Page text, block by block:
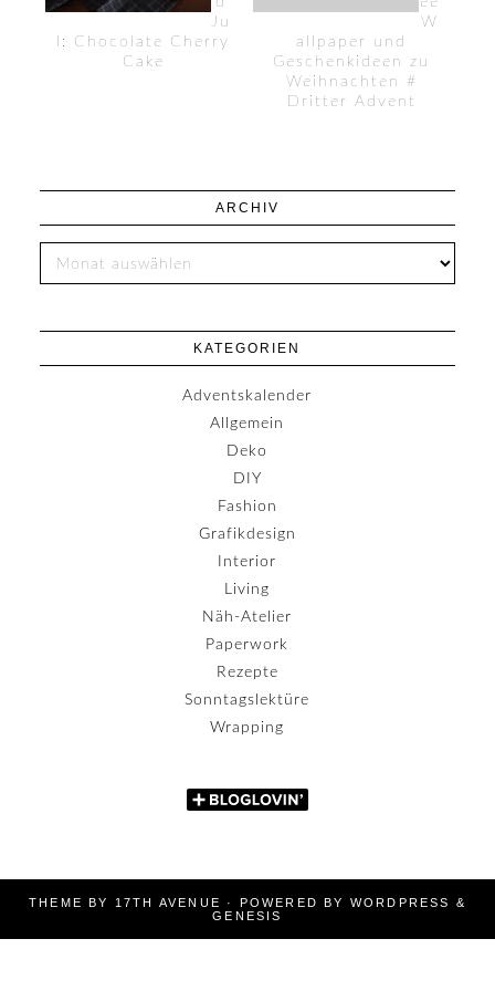
Ju
l: Chocolate Cherry
Cake
W
allpaper und
Geschenkideen zu
Weihnachten #
Dritter Advent
ARCHIV
KATEGORIEN
Adventskalender
Allgemein
Deko
DIY
Fashion
Grafikdesign
Interior
Living
Näh-Atelier
Paperwork
Rezepte
Sonntagslektüre
Wrapping
THEME BY 17TH AVENUE · POWERED BY WORDPRESS
&
GENESIS